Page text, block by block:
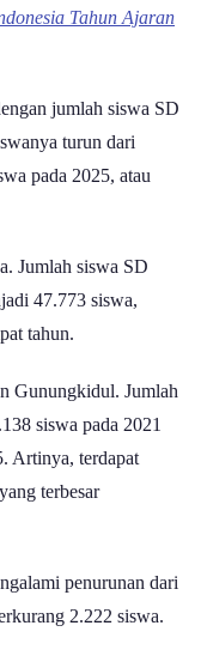
Tahun Ajaran
jumlah siswa SD
turun dari
pada 2025, atau
Jumlah siswa SD
47.773 siswa,
tahun.
Gunungkidul. Jumlah
siswa pada 2021
Artinya, terdapat
terbesar
penurunan dari
2.222 siswa.